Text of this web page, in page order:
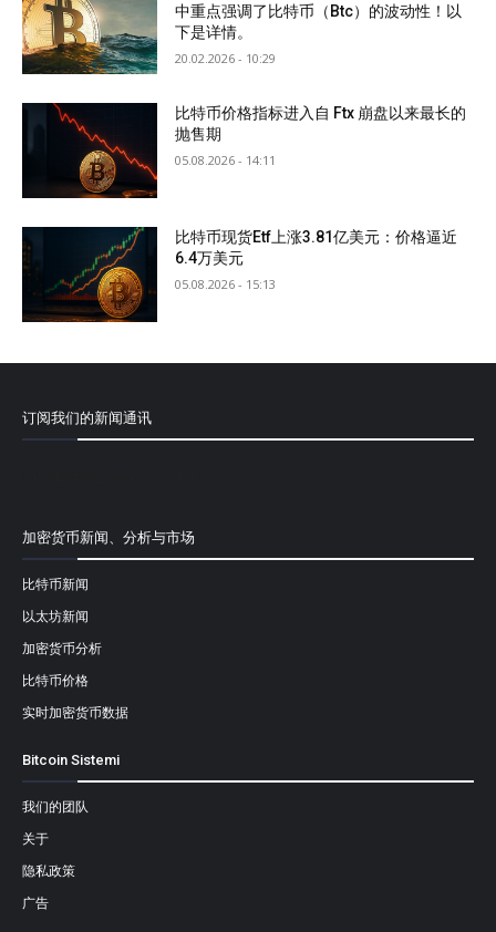
中重点强调了比特币（Btc）的波动性！以
下是详情。
20.02.2026 - 10:29
比特币价格指标进入自 Ftx 崩盘以来最长的
抛售期
05.08.2026 - 14:11
比特币现货Etf上涨3.81亿美元：价格逼近
6.4万美元
05.08.2026 - 15:13
订阅我们的新闻通讯
加密货币新闻、分析与市场
比特币新闻
以太坊新闻
加密货币分析
比特币价格
实时加密货币数据
Bitcoin Sistemi
我们的团队
关于
隐私政策
广告